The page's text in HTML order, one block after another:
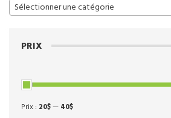
Sélectionner une catégorie
PRIX
Prix : 20$— 40$